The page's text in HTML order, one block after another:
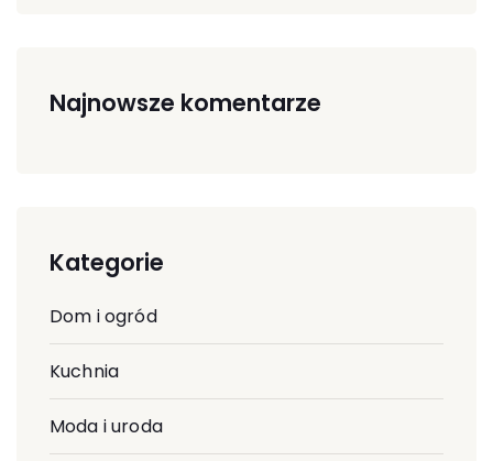
Najnowsze komentarze
Kategorie
Dom i ogród
Kuchnia
Moda i uroda